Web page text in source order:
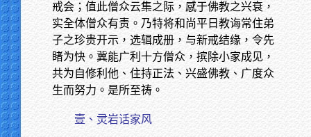
戒会；值此僧众云集之际，感于佛教之兴衰，
实全体僧众有责。乃特将和尚平日教诲常住弟
子之珍贵开示，选辑成册，与新戒结缘，令先
睹为快。冀能广利十方僧众，摈除小家成见，
共为自修利他、住持正法、兴盛佛教、广度众
生而努力。是所至祷。
壹、灵岩话家风